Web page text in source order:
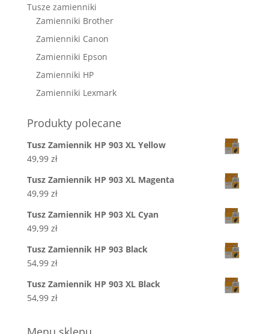
Tusze zamienniki
Zamienniki Brother
Zamienniki Canon
Zamienniki Epson
Zamienniki HP
Zamienniki Lexmark
Produkty polecane
Tusz Zamiennik HP 903 XL Yellow
49,99 zł
Tusz Zamiennik HP 903 XL Magenta
49,99 zł
Tusz Zamiennik HP 903 XL Cyan
49,99 zł
Tusz Zamiennik HP 903 Black
54,99 zł
Tusz Zamiennik HP 903 XL Black
54,99 zł